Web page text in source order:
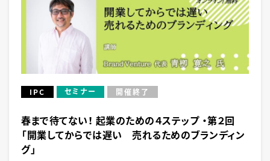
IPC セミナー 開催終了
春まで待てない！ 起業のための４ステップ ・第２回
「開業してからでは遅い 売れるためのブランディン
グ」